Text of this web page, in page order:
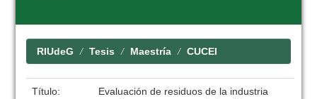
RIUdeG Tesis Maestría CUCEI
Título:
Evaluación de residuos de la industria